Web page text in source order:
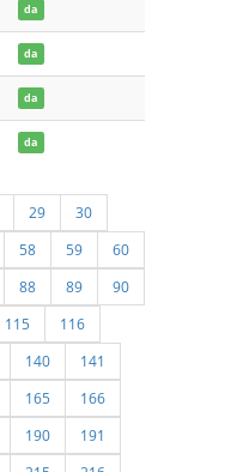
da
da
da
da
29
30
58 59
60
88 89
90
115
116
140
141
165
166
190
191